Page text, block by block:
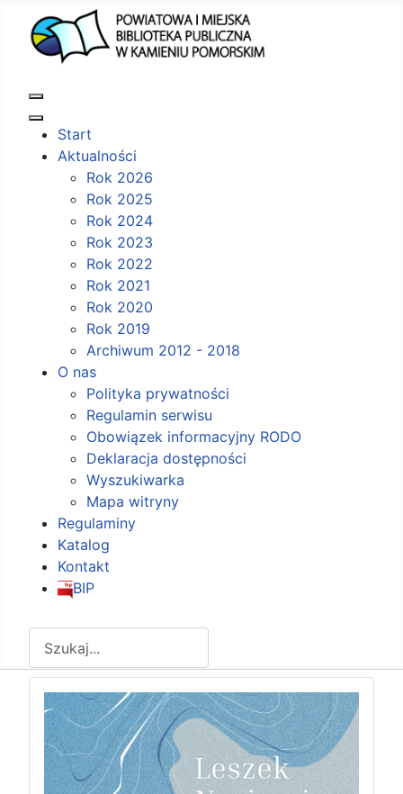
Start
Aktualności
Rok 2026
Rok 2025
Rok 2024
Rok 2023
Rok 2022
Rok 2021
Rok 2020
Rok 2019
Archiwum 2012 - 2018
O nas
Polityka prywatności
Regulamin serwisu
Obowiązek informacyjny RODO
Deklaracja dostępności
Wyszukiwarka
Mapa witryny
Regulaminy
Katalog
Kontakt
BIP